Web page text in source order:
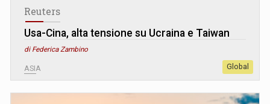
Reuters
Usa-Cina, alta tensione su Ucraina e Taiwan
di Federica Zambino
ASIA Global